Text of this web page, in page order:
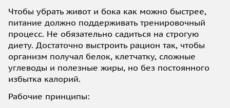
Чтобы убрать живот и бока как можно быстрее,
питание должно поддерживать тренировочный
процесс. Не обязательно садиться на строгую
диету. Достаточно выстроить рацион так, чтобы
организм получал белок, клетчатку, сложные
углеводы и полезные жиры, но без постоянного
избытка калорий.
Рабочие принципы: